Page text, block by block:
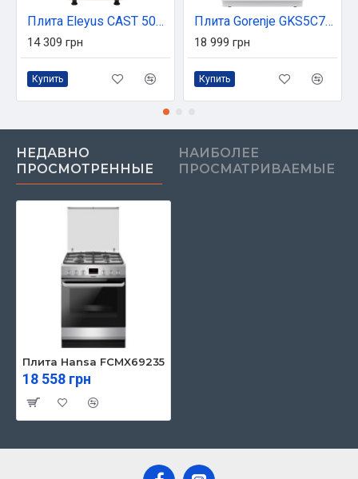
Плита Eleyus CAST 5001 CF IS+GR
14 309 грн
Купить
Плита Gorenje GKS5C73WF
18 999 грн
Купить
НЕДАВНО
ПРОСМОТРЕННЫЕ
НАИБОЛЕЕ
ПРОСМАТРИВАЕМЫЕ
Плита Hansa FCMX69235
18 558 грн